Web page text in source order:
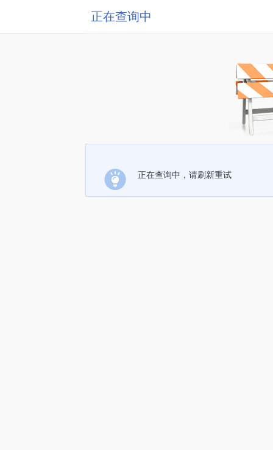
正在查询中
正在查询中，请刷新重试